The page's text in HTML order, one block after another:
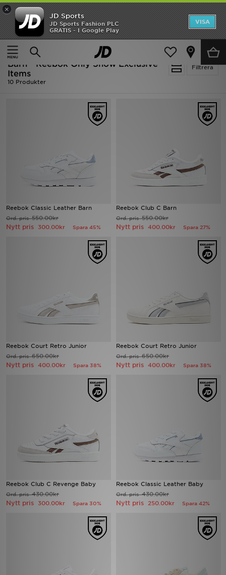
×
JD Sports
JD Sports Fashion PLC
GRATIS - I Google Play
VISA
Ny termin, ny stil Essentials för skolstarten
Hem
Barn
Filtrera
Barn - Reebok Only Show Exclusive
Items
10 Produkter
Reebok Classic Leather Barn
Ord. pris550.00kr
Nytt pris 300.00kr Spara 45%
Reebok Club C Barn
Ord. pris550.00kr
Nytt pris 400.00kr Spara 27%
Reebok Court Retro Junior
Ord. pris650.00kr
Nytt pris 400.00kr Spara 38%
Reebok Court Retro Junior
Ord. pris650.00kr
Nytt pris 400.00kr Spara 38%
Reebok Club C Revenge Baby
Ord. pris430.00kr
Nytt pris 300.00kr Spara 30%
Reebok Classic Leather Baby
Ord. pris430.00kr
Nytt pris 250.00kr Spara 42%
Hem
Rea
Nyheter
Herr
Fotboll
Mina meddelanden
Kundservice
JD Blogg